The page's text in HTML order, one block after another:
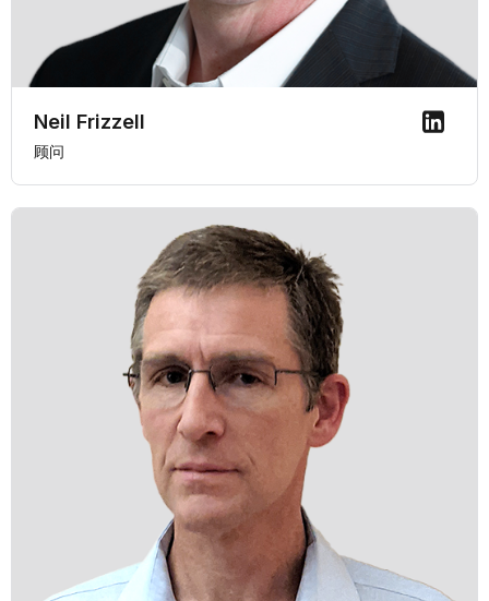
Neil Frizzell
顾问